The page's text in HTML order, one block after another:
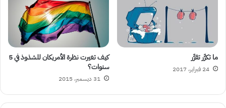
ما تكرَّر تقرَّر
24 فبراير، 2017
كيف تغيرت نظرة الأمريكان للشذوذ في 5
سنوات؟
31 ديسمبر، 2015